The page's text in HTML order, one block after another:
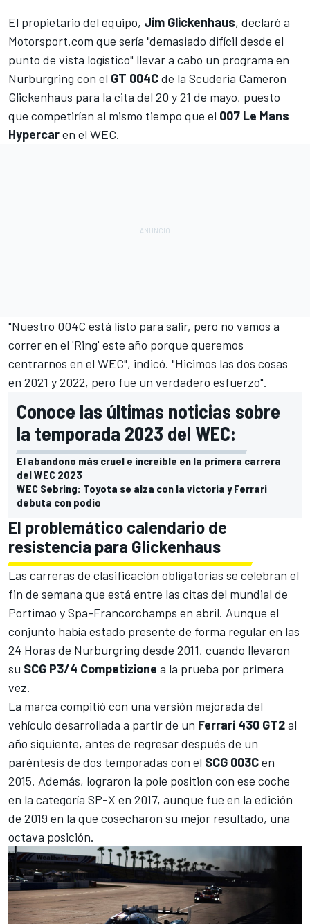
El propietario del equipo, Jim Glickenhaus, declaró a
Motorsport.com que sería "demasiado difícil desde el
punto de vista logístico" llevar a cabo un programa en
Nurburgring con el GT 004Cde la Scuderia Cameron
Glickenhaus para la cita del 20 y 21 de mayo, puesto
que competirían al mismo tiempo que el 007 Le Mans
Hypercaren el WEC.
"Nuestro 004C está listo para salir, pero no vamos a
correr en el 'Ring' este año porque queremos
centrarnos en el WEC", indicó. "Hicimos las dos cosas
en 2021 y 2022, pero fue un verdadero esfuerzo".
Conoce las últimas noticias sobre
la temporada 2023 del WEC:
El abandono más cruel e increíble en la primera carrera
del WEC 2023
WEC Sebring: Toyota se alza con la victoria y Ferrari
debuta con podio
El problemático calendario de
resistencia para Glickenhaus
Las carreras de clasificación obligatorias se celebran el
fin de semana que está entre las citas del mundial de
Portimao ySpa-Francorchamps en abril. Aunque el
conjunto había estado presente de forma regular en las
24 Horas de Nurburgring desde 2011, cuando llevaron
su SCG P3/4 Competizione a la prueba por primera
vez.
La marca compitió con una versión mejorada del
vehículo desarrollada a partir de un Ferrari 430 GT2al
año siguiente, antes de regresar después de un
paréntesis de dos temporadas con el SCG 003Cen
2015. Además, lograron la pole position con ese coche
en la categoría SP-X en 2017, aunque fue en la edición
de 2019 en la que cosecharon su mejor resultado, una
octava posición.